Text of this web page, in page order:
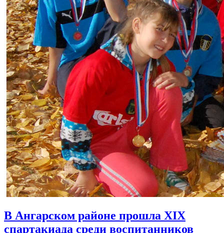
В Ангарском районе прошла XIX
спартакиада среди воспитанников